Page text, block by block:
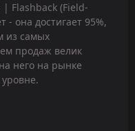
| Flashback (Field-
- она достигает 95%,
из самых
продаж велик
него на рынке